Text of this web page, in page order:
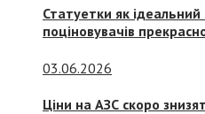
Статуетки як
поціновувачів
03.06.2026
Ціни на АЗС скоро